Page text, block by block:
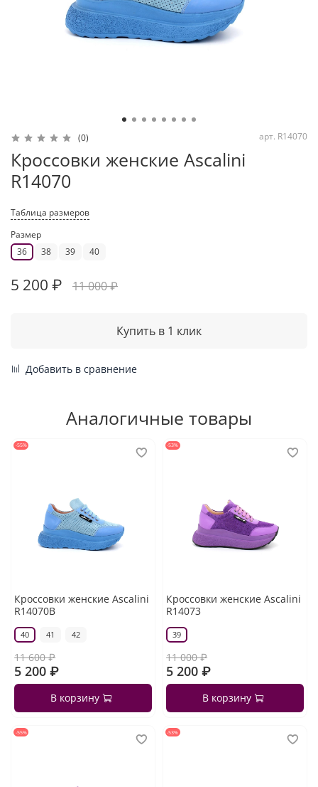
(0) арт. R14070
Кроссовки женские Ascalini
R14070
Таблица размеров
Размер
36
38 39 40
5 200 ₽ 11 000 ₽
Купить в 1 клик
Добавить в сравнение
Аналогичные товары
-55%
Кроссовки женские Ascalini
R14070B
40 41 42
11 600 ₽
5 200 ₽
В корзину
-53%
Кроссовки женские Ascalini
R14073
39
11 000 ₽
5 200 ₽
В корзину
-55% -53%